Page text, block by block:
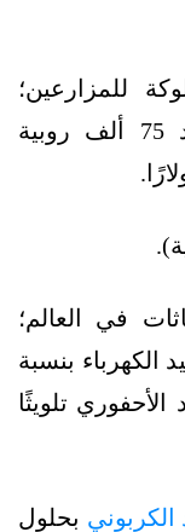
للمزارعين؛
فسيكون سعر تأجيرها في حدود 75 ألف روبية
في العالم؛
الكهرباء بنسبة
الأحفوري تلويثًا
الكربوني بحلول